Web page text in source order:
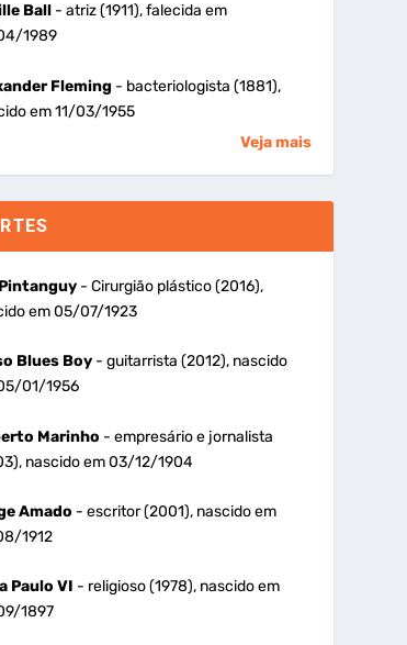
Ball- atriz (1911), falecida em
1989
Fleming - bacteriologista (1881),
em 11/03/1955
Veja mais
- Cirurgião plástico (2016),
em 05/07/1923
Blues Boy- guitarrista (2012), nascido
01/1956
Marinho - empresário e jornalista
nascido em 03/12/1904
Amado - escritor (2001), nascido em
1912
Paulo VI - religioso (1978), nascido em
1897